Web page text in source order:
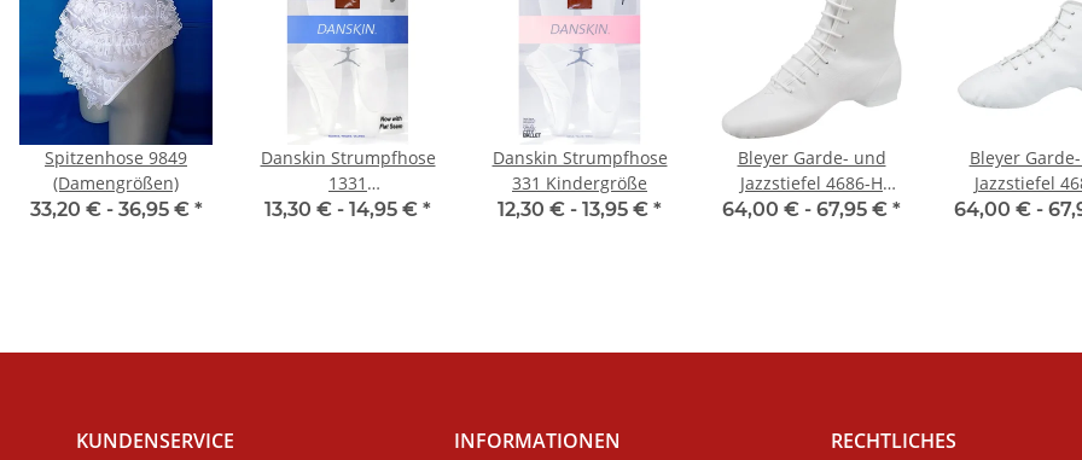
Spitzenhose 9849
(Damengrößen)
33,20 € - 36,95 € *
Danskin Strumpfhose
1331
Erwachsenengröße
13,30 € - 14,95 € *
Danskin Strumpfhose
331 Kindergröße
12,30 € - 13,95 € *
Bleyer Garde- und
Jazzstiefel 4686-H
Ellington (normalhoher
64,00 € - 67,95 € *
Bleyer
Jazzstiefel
Ellington
64,00 € -
KUNDENSERVICE INFORMATIONEN RECHTLICHES